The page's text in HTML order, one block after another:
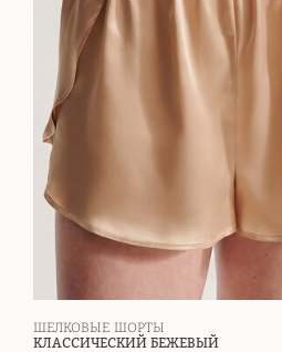
ШЕЛКОВЫЕ ШОРТЫ
КЛАССИЧЕСКИЙ БЕЖЕВЫЙ